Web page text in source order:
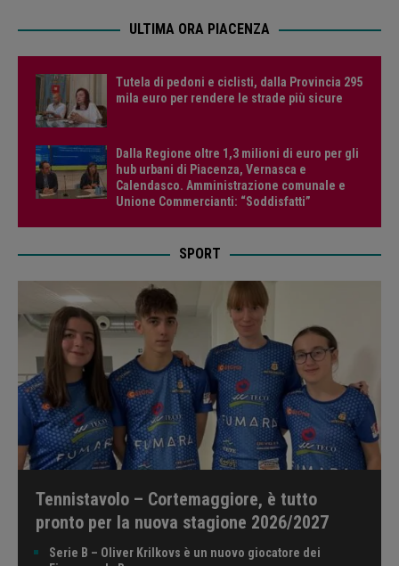
ULTIMA ORA PIACENZA
Tutela di pedoni e ciclisti, dalla Provincia 295
mila euro per rendere le strade più sicure
Dalla Regione oltre 1,3 milioni di euro per gli
hub urbani di Piacenza, Vernasca e
Calendasco. Amministrazione comunale e
Unione Commercianti: “Soddisfatti”
SPORT
Tennistavolo – Cortemaggiore, è tutto
pronto per la nuova stagione 2026/2027
Serie B – Oliver Krilkovs è un nuovo giocatore dei